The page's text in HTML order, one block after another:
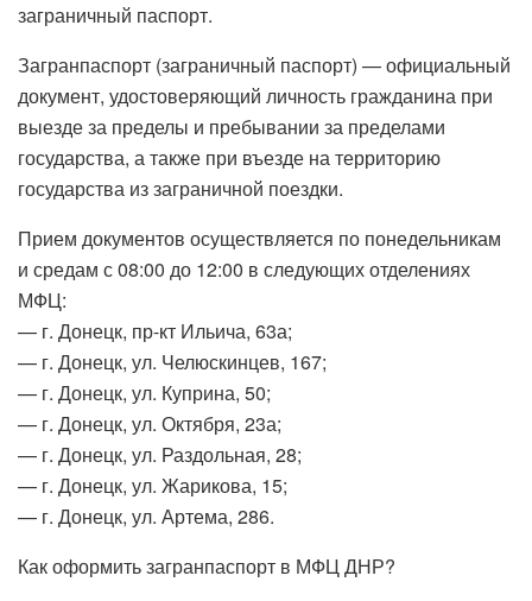
заграничный паспорт.
Загранпаспорт (заграничный паспорт) — официальный
документ, удостоверяющий личность гражданина при
выезде за пределы и пребывании за пределами
государства, а также при въезде на территорию
государства из заграничной поездки.
Прием документов осуществляется по понедельникам
и средам с 08:00 до 12:00 в следующих отделениях
МФЦ:
— г. Донецк, пр-кт Ильича, 63а;
— г. Донецк, ул. Челюскинцев, 167;
— г. Донецк, ул. Куприна, 50;
— г. Донецк, ул. Октября, 23а;
— г. Донецк, ул. Раздольная, 28;
— г. Донецк, ул. Жарикова, 15;
— г. Донецк, ул. Артема, 286.
Как оформить загранпаспорт в МФЦ ДНР?